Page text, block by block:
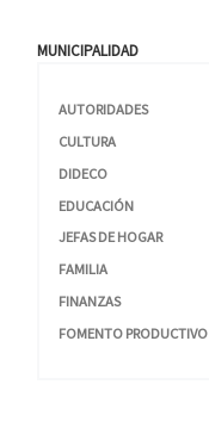
MUNICIPALIDAD
AUTORIDADES
CULTURA
DIDECO
EDUCACIÓN
JEFAS DE HOGAR
FAMILIA
FINANZAS
FOMENTO PRODUCTIVO